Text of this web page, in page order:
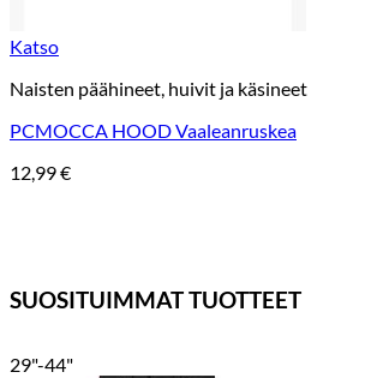
Katso
Naisten päähineet, huivit ja käsineet
PCMOCCA HOOD Vaaleanruskea
12,99€
SUOSITUIMMAT TUOTTEET
29"-44"